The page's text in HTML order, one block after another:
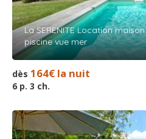
La SERENITE Location
piscine vue mer
dès 164€ la nuit
6 p. 3 ch.